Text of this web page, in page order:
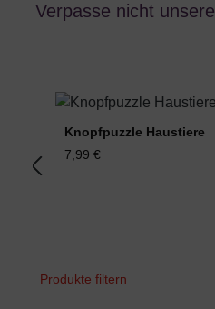
Verpasse nicht
Produktgalerie
Knopfpuzzle Haustiere
7,99 €
Produkte filtern